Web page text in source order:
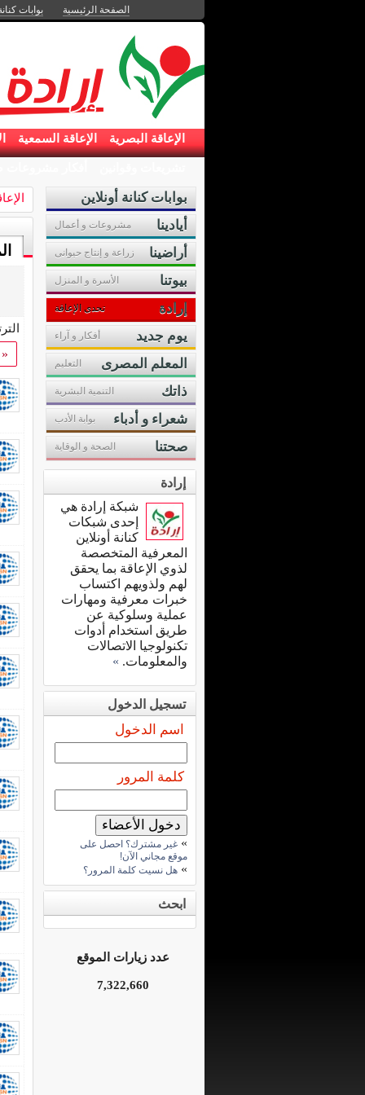
الصفحة الرئيسية بوابات
الإعاقة البصرية الإعاقة السمعية
«
بوابات كنانة أونلاين
أيادينا
مشروعات و أعمال
أراضينا زراعة و إنتاج حيوانى
بيوتنا الأسرة و المنزل
إرادة تحدى الإعاقة
يوم جديد أفكار و آراء
المعلم المصرى التعليم
ذاتك التنمية البشرية
شعراء و أدباء بوابة الأدب
صحتنا الصحة و الوقاية
إرادة
شبكة إرادة هي
إحدى شبكات
كنانة أونلاين
المعرفية المتخصصة
لذوي الإعاقة بما يحقق
لهم ولذويهم اكتساب
خبرات معرفية ومهارات
عملية وسلوكية عن
طريق استخدام أدوات
تكنولوجيا الاتصالات
والمعلومات. »
تسجيل الدخول
اسم الدخول
كلمة المرور
» غير مشترك؟ احصل على
موقع مجاني الآن!
» هل نسيت كلمة المرور؟
ابحث
عدد زيارات الموقع
7,322,660